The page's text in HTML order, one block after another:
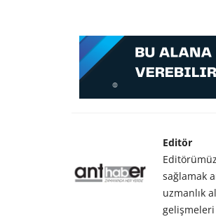
Editör
sağlamak
uzmanlık
gelişmeleri